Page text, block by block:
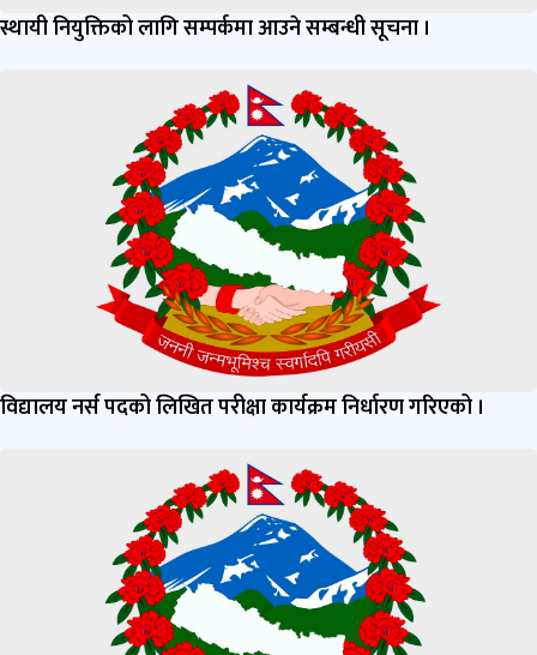
स्थायी नियुक्तिको लागि सम्पर्कमा आउने सम्बन्धी सूचना ।
विद्यालय नर्स पदको लिखित परीक्षा कार्यक्रम निर्धारण गरिएको ।